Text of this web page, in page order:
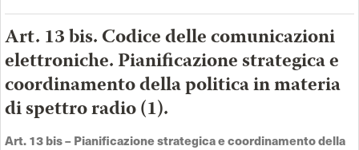
Art. 13 bis. Codice delle comunicazioni
elettroniche. Pianificazione strategica e
coordinamento della politica in materia
di spettro radio (1).
Art. 13 bis –Pianificazione strategica e coordinamento della